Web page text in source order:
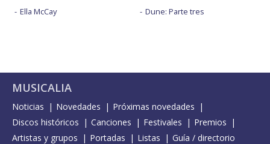
Ella McCay
Dune: Parte tres
MUSICALIA
Noticias Novedades
Próximas novedades
Discos históricos
Canciones Festivales
Premios
Artistas y grupos
Portadas Listas Guía / directorio